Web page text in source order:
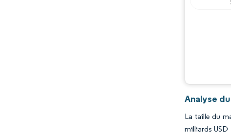
Analyse
La taille du
milliards